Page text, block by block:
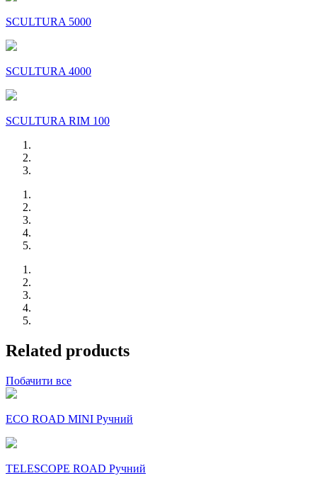
SCULTURA 5000
SCULTURA 4000
SCULTURA RIM 100
Related products
Побачити все
ECO ROAD MINI Ручний
TELESCOPE ROAD Ручний